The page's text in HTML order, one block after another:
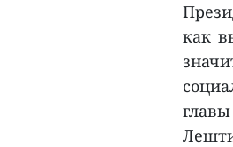
как